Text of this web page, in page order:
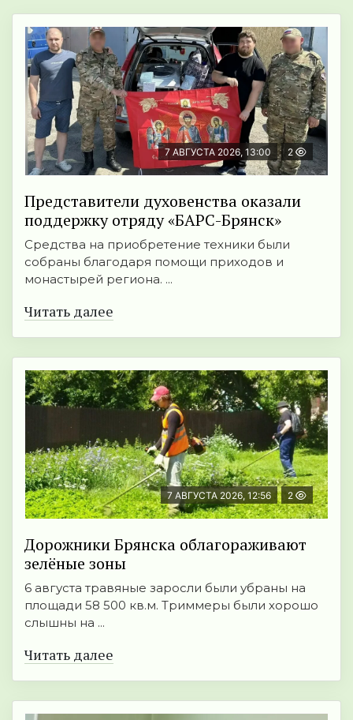
7 АВГУСТА 2026, 13:00 2
Представители духовенства оказали
поддержку отряду «БАРС-Брянск»
Средства на приобретение техники были
собраны благодаря помощи приходов и
монастырей региона. ...
Читать далее
7 АВГУСТА 2026, 12:56 2
Дорожники Брянска облагораживают
зелёные зоны
6 августа травяные заросли были убраны на
площади 58 500 кв.м. Триммеры были хорошо
слышны на ...
Читать далее